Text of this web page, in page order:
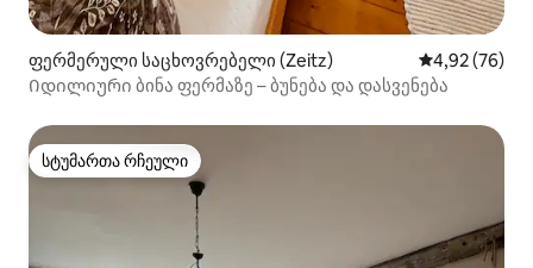
ფერმერული საცხოვრებელი (Zeitz) საშუალო
4,92 (76)
Იდილიური ბინა ფერმაზე – ბუნება და დასვენება
სტუმართა რჩეული
სტუმართა რჩეული